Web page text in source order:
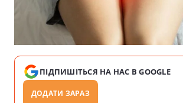
ПІДПИШІТЬСЯ НА НАС В GOOGLE
ДОДАТИ ЗАРАЗ